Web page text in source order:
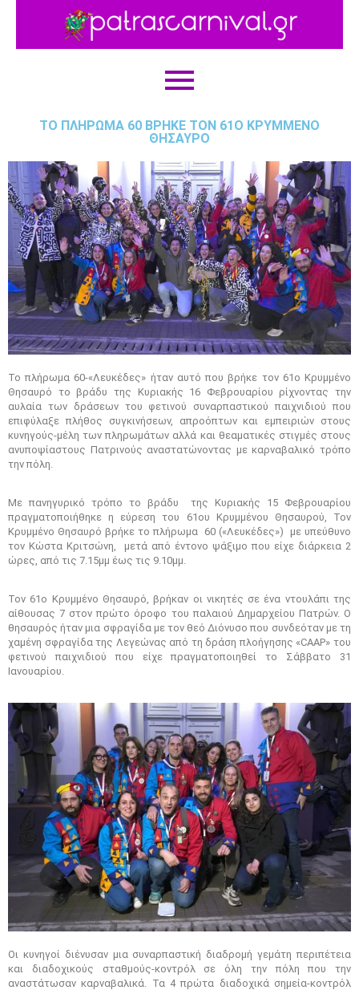
ΤΟ ΠΛΉΡΩΜΑ 60 ΒΡΉΚΕ ΤΟΝ 61Ο ΚΡΥΜΜΈΝΟ
ΘΗΣΑΥΡΌ
Το πλήρωμα 60-«Λευκέδες» ήταν αυτό που βρήκε τον 61ο Κρυμμένο
Θησαυρό το βράδυ της Κυριακής 16 Φεβρουαρίου ρίχνοντας την
αυλαία των δράσεων του φετινού συναρπαστικού παιχνιδιού που
επιφύλαξε πλήθος συγκινήσεων, απροόπτων και εμπειριών στους
κυνηγούς-μέλη των πληρωμάτων αλλά και θεαματικές στιγμές στους
ανυποψίαστους Πατρινούς αναστατώνοντας με καρναβαλικό τρόπο
την πόλη.
Με πανηγυρικό τρόπο το βράδυ της Κυριακής 15 Φεβρουαρίου
πραγματοποιήθηκε η εύρεση του 61ου Κρυμμένου Θησαυρού, Τον
Κρυμμένο Θησαυρό βρήκε το πλήρωμα 60 («Λευκέδες») με υπεύθυνο
τον Κώστα Κριτσώνη, μετά από έντονο ψάξιμο που είχε διάρκεια 2
ώρες, από τις 7.15μμ έως τις 9.10μμ.
Τον 61ο Κρυμμένο Θησαυρό, βρήκαν οι νικητές σε ένα ντουλάπι της
αίθουσας 7 στον πρώτο όροφο του παλαιού Δημαρχείου Πατρών. Ο
θησαυρός ήταν μια σφραγίδα με τον θεό Διόνυσο που συνδεόταν με τη
χαμένη σφραγίδα της Λεγεώνας από τη δράση πλοήγησης «CAAP» του
φετινού παιχνιδιού που είχε πραγματοποιηθεί το Σάββατο 31
Ιανουαρίου.
Οι κυνηγοί διένυσαν μια συναρπαστική διαδρομή γεμάτη περιπέτεια
και διαδοχικούς σταθμούς-κοντρόλ σε όλη την πόλη που την
αναστάτωσαν καρναβαλικά. Τα 4 πρώτα διαδοχικά σημεία-κοντρόλ